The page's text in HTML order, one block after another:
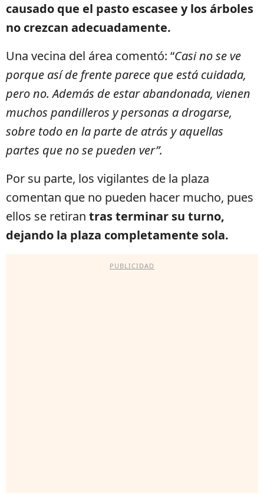
causado que el pasto escasee y los árboles
no crezcan adecuadamente.
Una vecina del área comentó: “Casi no se ve
porque así de frente parece que está cuidada,
pero no. Además de estar abandonada, vienen
muchos pandilleros y personas a drogarse,
sobre todo en la parte de atrás y aquellas
partes que no se pueden ver”.
Por su parte, los vigilantes de la plaza
comentan que no pueden hacer mucho, pues
ellos se retiran tras terminar su turno,
dejando la plaza completamente sola.
PUBLICIDAD